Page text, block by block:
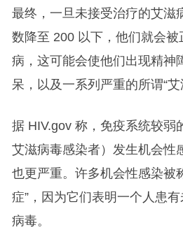
最终，一旦未接受治疗的艾滋
数降至 200 以下，他们就会
病，这可能会使他们出现精神
呆，以及一系列严重的所谓“艾
据 HIV.gov 称，免疫系统较弱
艾滋病毒感染者）发生机会性
也更严重。许多机会性感染被
症”，因为它们表明一个人患
病毒。